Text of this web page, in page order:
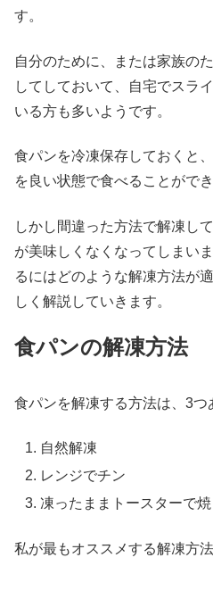
す。
自分のために、または家族の
してしておいて、自宅でスラ
いる方も多いようです。
食パンを冷凍保存しておくと
を良い状態で食べることができ
しかし間違った方法で解凍し
が美味しくなくなってしまい
るにはどのような解凍方法が
しく解説していきます。
食パンの解凍方法
食パンを解凍する方法は、3つ
自然解凍
レンジでチン
凍ったままトースターで焼
私が最もオススメする解凍方